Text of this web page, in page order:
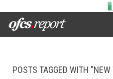
POSTS TAGGED WITH "NEW